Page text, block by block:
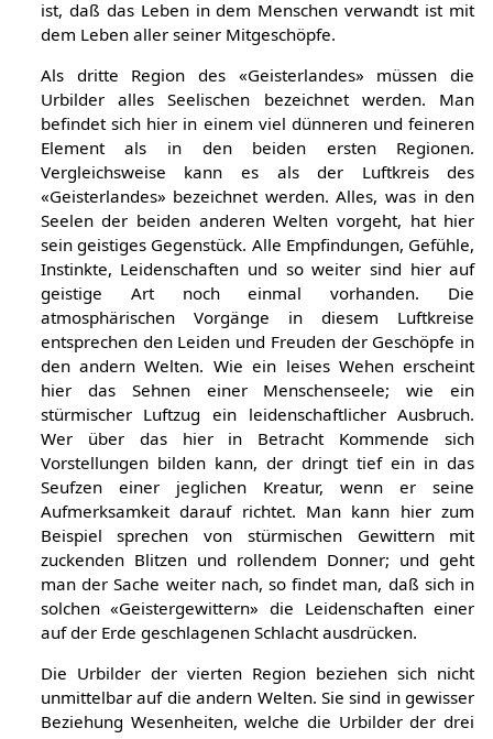
ist, daß das Leben in dem Menschen verwandt ist mit
dem Leben aller seiner Mitgeschöpfe.
Als dritte Region des «Geisterlandes» müssen die
Urbilder alles Seelischen bezeichnet werden. Man
befindet sich hier in einem viel dünneren und feineren
Element als in den beiden ersten Regionen.
Vergleichsweise kann es als der Luftkreis des
«Geisterlandes» bezeichnet werden. Alles, was in den
Seelen der beiden anderen Welten vorgeht, hat hier
sein geistiges Gegenstück. Alle Empfindungen, Gefühle,
Instinkte, Leidenschaften und so weiter sind hier auf
geistige Art noch einmal vorhanden. Die
atmosphärischen Vorgänge in diesem Luftkreise
entsprechen den Leiden und Freuden der Geschöpfe in
den andern Welten. Wie ein leises Wehen erscheint
hier das Sehnen einer Menschenseele; wie ein
stürmischer Luftzug ein leidenschaftlicher Ausbruch.
Wer über das hier in Betracht Kommende sich
Vorstellungen bilden kann, der dringt tief ein in das
Seufzen einer jeglichen Kreatur, wenn er seine
Aufmerksamkeit darauf richtet. Man kann hier zum
Beispiel sprechen von stürmischen Gewittern mit
zuckenden Blitzen und rollendem Donner; und geht
man der Sache weiter nach, so findet man, daß sich in
solchen «Geistergewittern» die Leidenschaften einer
auf der Erde geschlagenen Schlacht ausdrücken.
Die Urbilder der vierten Region beziehen sich nicht
unmittelbar auf die andern Welten. Sie sind in gewisser
Beziehung Wesenheiten, welche die Urbilder der drei